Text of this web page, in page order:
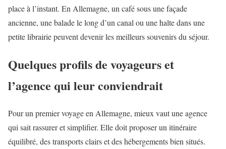
place à l’instant. En Allemagne, un café sous une façade
ancienne, une balade le long d’un canal ou une halte dans une
petite librairie peuvent devenir les meilleurs souvenirs du séjour.
Quelques profils de voyageurs et
l’agence qui leur conviendrait
Pour un premier voyage en Allemagne, mieux vaut une agence
qui sait rassurer et simplifier. Elle doit proposer un itinéraire
équilibré, des transports clairs et des hébergements bien situés.